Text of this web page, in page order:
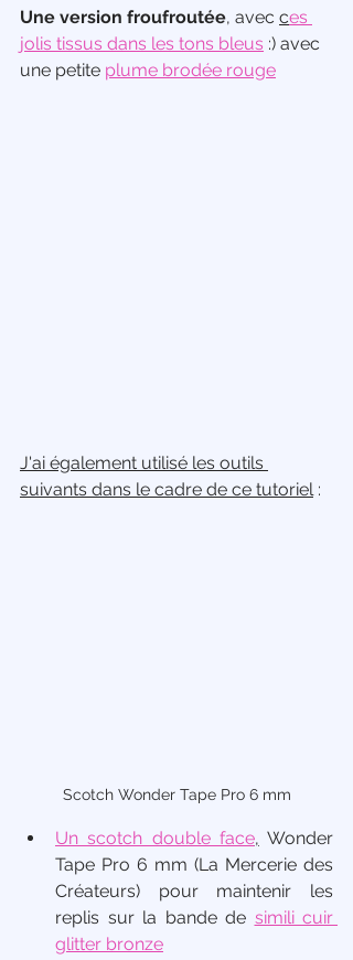
Une version froufroutée, avec ces
jolis tissus dans les tons bleus :) avec
une petite plume brodée rouge
J'ai également utilisé les outils
suivants dans le cadre de ce tutoriel :
Scotch Wonder Tape Pro 6 mm
Un scotch double face, Wonder
Tape Pro 6 mm (La Mercerie des
Créateurs) pour maintenir les
replis sur la bande de simili cuir
glitter bronze